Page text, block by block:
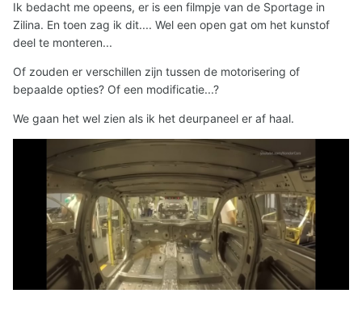
Ik bedacht me opeens, er is een filmpje van de Sportage in
Zilina. En toen zag ik dit.... Wel een open gat om het kunstof
deel te monteren...
Of zouden er verschillen zijn tussen de motorisering of
bepaalde opties? Of een modificatie...?
We gaan het wel zien als ik het deurpaneel er af haal.